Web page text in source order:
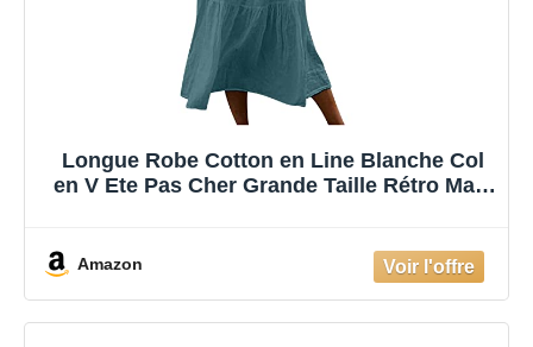
Longue Robe Cotton en Line Blanche Col
en V Ete Pas Cher Grande Taille Rétro Maxi
Amazon